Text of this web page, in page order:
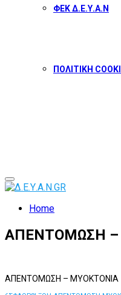
ΦΕΚ Δ.Ε.Υ.Α.Ν
ΠΟΛΙΤΙΚΗ
Primary
Menu
Home
ΑΠΕΝΤΟΜΩΣΗ
ΑΠΕΝΤΟΜΩΣΗ – ΜΥΟΚΤΟΝΙΑ